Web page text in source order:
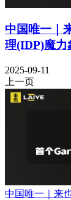
中国唯一｜
理(IDP)魔力
2025-09-11
上一页
中国唯一｜来